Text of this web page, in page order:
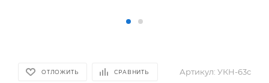
ОТЛОЖИТЬ СРАВНИТЬ Артикул: УКН-63с